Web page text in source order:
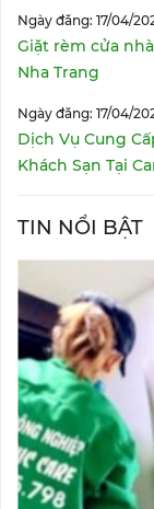
Ngày đăng: 17/04/
Giặt rèm cửa
Nha Trang
Ngày đăng: 17/04/
Dịch Vụ Cung
Khách Sạn Tại
TIN NỔI BẬT